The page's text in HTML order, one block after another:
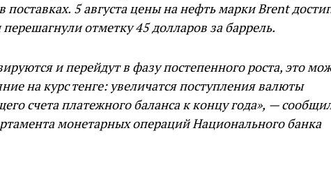
5 августа цены на нефть марки Brent
отметку 45 долларов за баррель.
и перейдут в фазу постепенного роста, это
на курс тенге: увеличатся поступления валюты
счета платежного баланса к концу года», —
монетарных операций Национального банка